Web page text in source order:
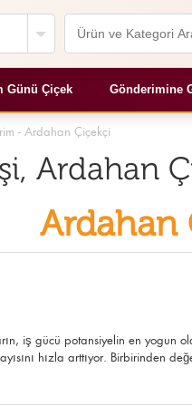
Günü Çiçek Gönderimine
- Ardahan Çiçekçi
Ardahan
Ardahan
iş gücü potansiyelin en yogun
hızla arttıyor. Birbirinden